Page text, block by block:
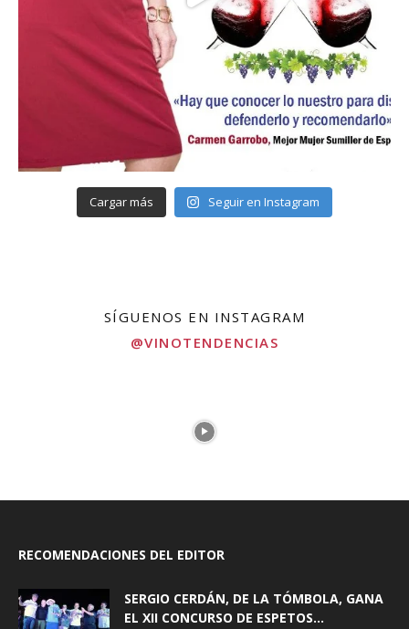
Cargar más Seguir en Instagram
SÍGUENOS EN INSTAGRAM
@VINOTENDENCIAS
RECOMENDACIONES DEL EDITOR
SERGIO CERDÁN, DE LA TÓMBOLA, GANA
EL XII CONCURSO DE ESPETOS...